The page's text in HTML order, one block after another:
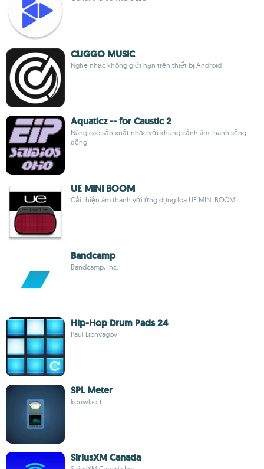
CLiGGO MUSIC
Nghe nhạc không giới hạn trên thiết bị Android
Aquaticz -- for Caustic 2
Nâng cao sản xuất nhạc với khung cảnh âm thanh sống
động
UE MINI BOOM
Cải thiện âm thanh với ứng dụng loa UE MINI BOOM
Bandcamp
Bandcamp, Inc.
Hip-Hop Drum Pads 24
Paul Lipnyagov
SPL Meter
keuwlsoft
SiriusXM Canada